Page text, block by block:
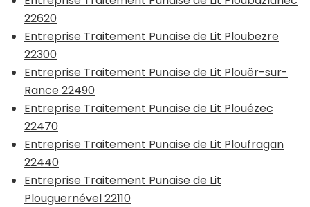
22620
Entreprise Traitement Punaise de Lit Ploubezre
22300
Entreprise Traitement Punaise de Lit Plouër-sur-
Rance 22490
Entreprise Traitement Punaise de Lit Plouézec
22470
Entreprise Traitement Punaise de Lit Ploufragan
22440
Entreprise Traitement Punaise de Lit
Plouguernével 22110